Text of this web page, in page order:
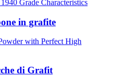
in grafite
di Grafit